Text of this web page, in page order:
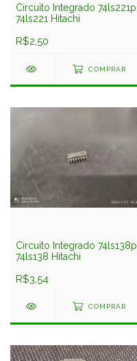
Circuito Integrado 74ls221p
74ls221 Hitachi
R$2,50
COMPRAR
Circuito Integrado 74ls138p
74ls138 Hitachi
R$3,54
COMPRAR